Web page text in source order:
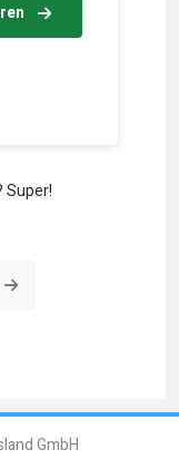
Super!
GmbH